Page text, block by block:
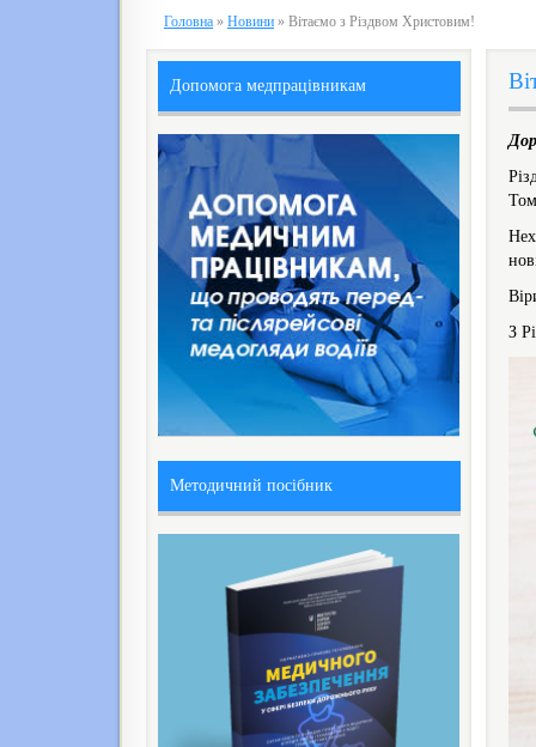
Головна » Новини » Вітаємо з Різдвом Христовим!
З
Допомога медпрацівникам
Методичний посібник